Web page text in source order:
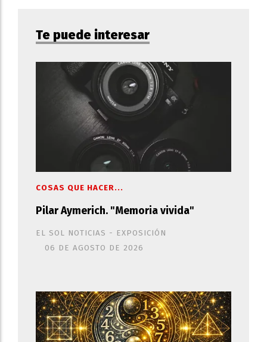
Te puede interesar
Pilar Aymerich. "Memoria vivida"
EL SOL NOTICIAS - EXPOSICIÓN
COSAS QUE HACER...
06 DE AGOSTO DE 2026